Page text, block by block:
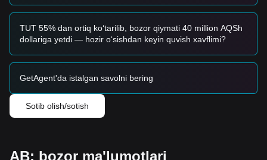
TUT 55% dan ortiq ko‘tarilib, bozor qiymati 40 million AQSh
dollariga yetdi — hozir o‘sishdan keyin quvish xavflimi?
GetAgent'da istalgan savolni bering
Sotib olish/sotish
AB: bozor ma'lumotlari